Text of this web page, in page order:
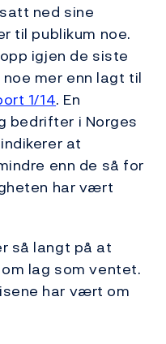
ned sine
til publikum noe.
igjen de siste
mer enn lagt til
1/14. En
bedrifter i Norges
at
enn de så for
har vært
så langt på at
lag som ventet.
har vært om